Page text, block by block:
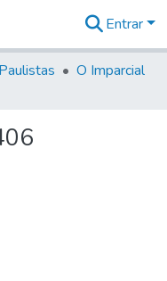
Entrar
O Imparcial